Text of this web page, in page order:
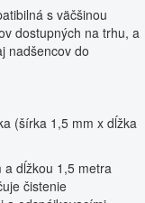
s väčšinou
dostupných na trhu, a
nadšencov do
(šírka 1,5 mm x dĺžka
dĺžkou 1,5 metra
čistenie